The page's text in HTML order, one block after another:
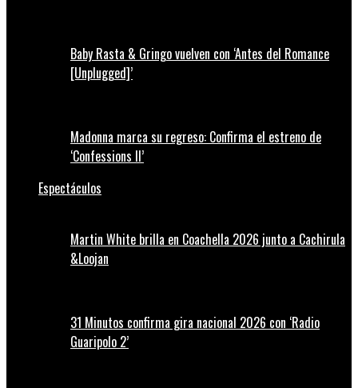
Baby Rasta & Gringo vuelven con ‘Antes del Romance
[Unplugged]’
Madonna marca su regreso: Confirma el estreno de
‘Confessions II’
Espectáculos
Martin White brilla en Coachella 2026 junto a Cachirula
&Loojan
31 Minutos confirma gira nacional 2026 con ‘Radio
Guaripolo 2’